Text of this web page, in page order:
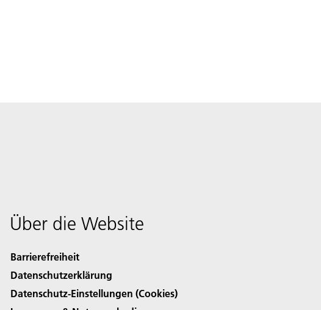
Über die Website
Barrierefreiheit
Datenschutzerklärung
Datenschutz-Einstellungen (Cookies)